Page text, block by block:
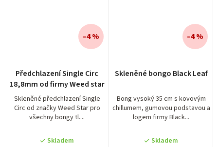
Předchlazení Single Circ
18,8mm od firmy Weed star
Skleněné předchlazení Single
Circ od značky Weed Star pro
všechny bongy tl....
Skladem
–4 %
Skleněné bongo Black Leaf
Bong vysoký 35 cm s kovovým
chillumem, gumovou podstavou a
logem firmy Black...
Skladem
–4 %